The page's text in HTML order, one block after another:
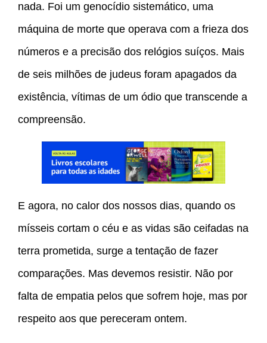
nada. Foi um genocídio sistemático, uma
máquina de morte que operava com a frieza dos
números e a precisão dos relógios suíços. Mais
de seis milhões de judeus foram apagados da
existência, vítimas de um ódio que transcende a
compreensão.
E agora, no calor dos nossos dias, quando os
mísseis cortam o céu e as vidas são ceifadas na
terra prometida, surge a tentação de fazer
comparações. Mas devemos resistir. Não por
falta de empatia pelos que sofrem hoje, mas por
respeito aos que pereceram ontem.